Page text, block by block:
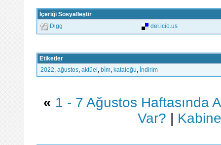
İçeriği Sosyalleştir
Digg del.icio.us
Etiketler
2022 ağustos aktüel bİm kataloğu İndirim
« 1 - 7 Ağustos Haftasında
Var? |